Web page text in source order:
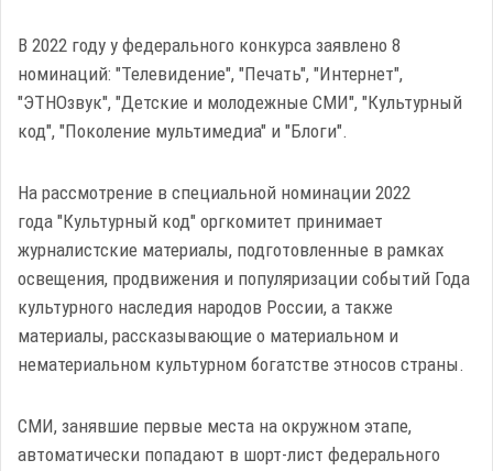
В 2022 году у федерального конкурса заявлено 8
номинаций: "Телевидение", "Печать", "Интернет",
"ЭТНОзвук", "Детские и молодежные СМИ", "Культурный
код", "Поколение мультимедиа" и "Блоги".
На рассмотрение в специальной номинации 2022
года "Культурный код" оргкомитет принимает
журналистские материалы, подготовленные в рамках
освещения, продвижения и популяризации событий Года
культурного наследия народов России, а также
материалы, рассказывающие о материальном и
нематериальном культурном богатстве этносов страны.
СМИ, занявшие первые места на окружном этапе,
автоматически попадают в шорт-лист федерального